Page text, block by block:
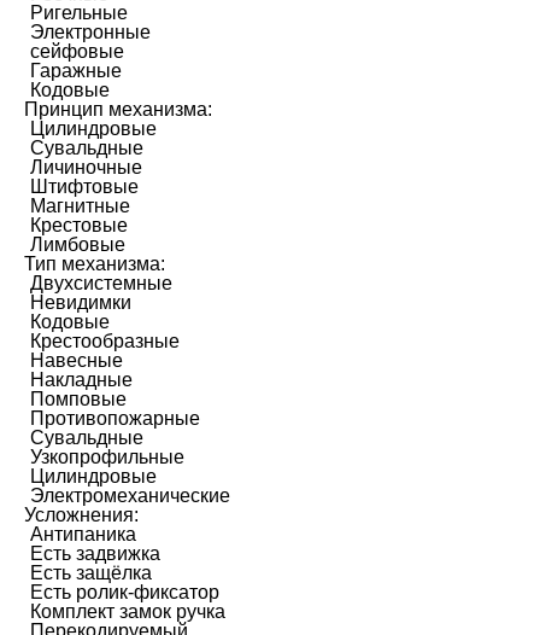
Ригельные
Электронные
сейфовые
Гаражные
Кодовые
Принцип механизма:
Цилиндровые
Сувальдные
Личиночные
Штифтовые
Магнитные
Крестовые
Лимбовые
Тип механизма:
Двухсистемные
Невидимки
Кодовые
Крестообразные
Навесные
Накладные
Помповые
Противопожарные
Сувальдные
Узкопрофильные
Цилиндровые
Электромеханические
Усложнения:
Антипаника
Есть задвижка
Есть защёлка
Есть ролик-фиксатор
Комплект замок ручка